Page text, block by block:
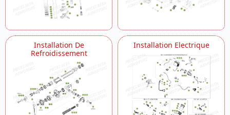
Installation De
Refroidissement
Installation Electrique